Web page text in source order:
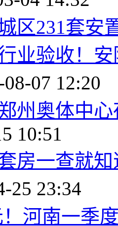
区231套安
业验收！
08-07 12:20
州奥体中
10:51
房一查就
25 23:34
河南一季